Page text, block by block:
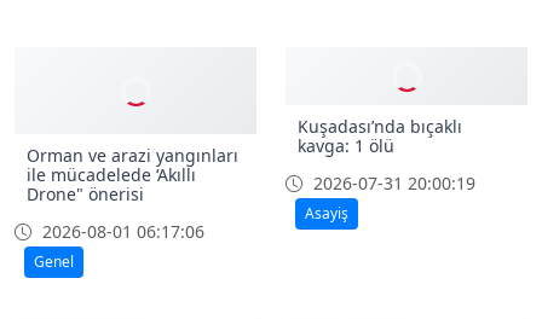
Orman ve arazi yangınları
ile mücadelede ‘Akıllı
Drone" önerisi
2026-08-01 06:17:06
Genel
Kuşadası’nda bıçaklı
kavga: 1 ölü
2026-07-31 20:00:19
Asayiş